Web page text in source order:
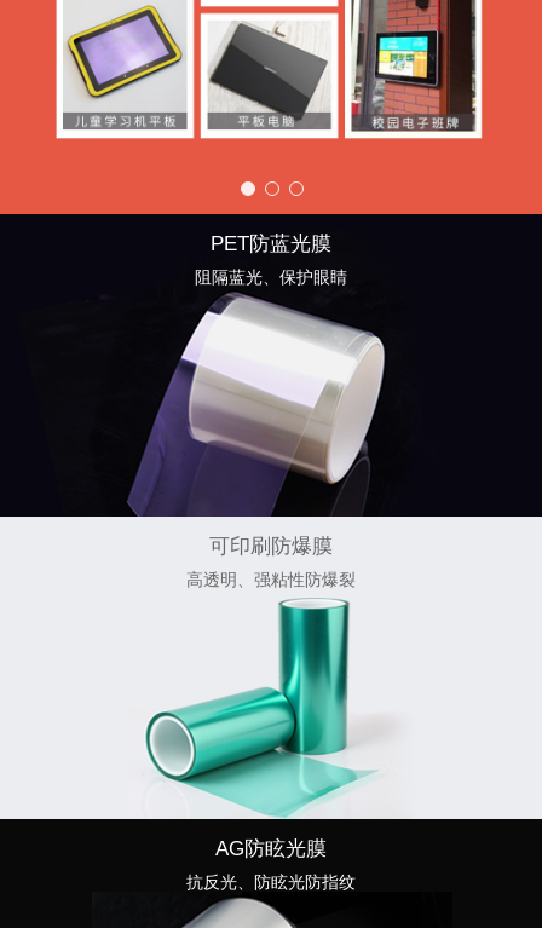
PET防蓝光膜
阻隔蓝光、保护眼睛
可印刷防爆膜
高透明、强粘性防爆裂
AG防眩光膜
抗反光、防眩光防指纹